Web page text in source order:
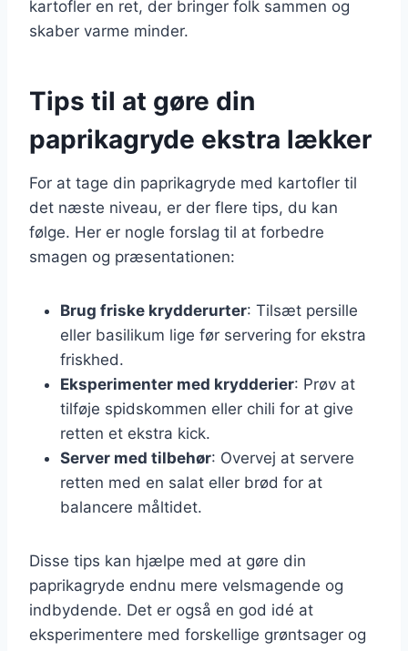
kartofler en ret, der bringer folk sammen og
skaber varme minder.
Tips til at gøre din
paprikagryde ekstra lækker
For at tage din paprikagryde med kartofler til
det næste niveau, er der flere tips, du kan
følge. Her er nogle forslag til at forbedre
smagen og præsentationen:
Brug friske krydderurter: Tilsæt persille
eller basilikum lige før servering for ekstra
friskhed.
Eksperimenter med krydderier: Prøv at
tilføje spidskommen eller chili for at give
retten et ekstra kick.
Server med tilbehør: Overvej at servere
retten med en salat eller brød for at
balancere måltidet.
Disse tips kan hjælpe med at gøre din
paprikagryde endnu mere velsmagende og
indbydende. Det er også en god idé at
eksperimentere med forskellige grøntsager og